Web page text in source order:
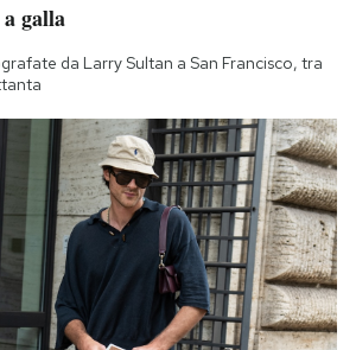
galla
da Larry Sultan a San Francisco, tra